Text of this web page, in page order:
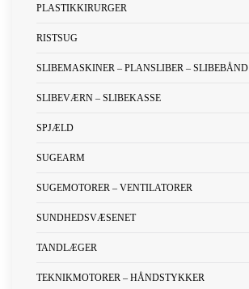
PLASTIKKIRURGER
RISTSUG
SLIBEMASKINER – PLANSLIBER – SLIBEBÅND
SLIBEVÆRN – SLIBEKASSE
SPJÆLD
SUGEARM
SUGEMOTORER – VENTILATORER
SUNDHEDSVÆSENET
TANDLÆGER
TEKNIKMOTORER – HÅNDSTYKKER